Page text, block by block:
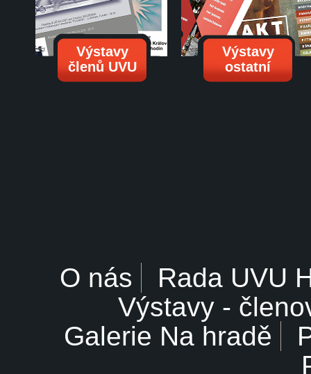
Výstavy
členů UVU
Výstavy
ostatní
O nás
Rada UVU
Výstavy -
Galerie Na hradě